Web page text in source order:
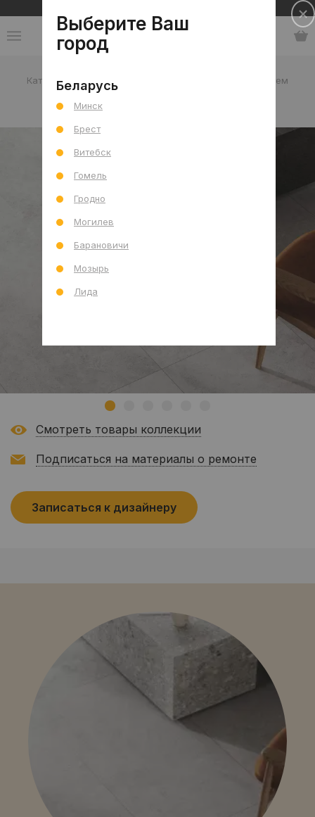
Каталог коллекция СтоунСистем
коллекция СтоунСистем
Смотреть товары коллекции
Подписаться на материалы о ремонте
Записаться к дизайнеру
Выберите Ваш
город
Беларусь
Минск
Брест
Витебск
Гомель
Гродно
Могилев
Барановичи
Мозырь
Лида